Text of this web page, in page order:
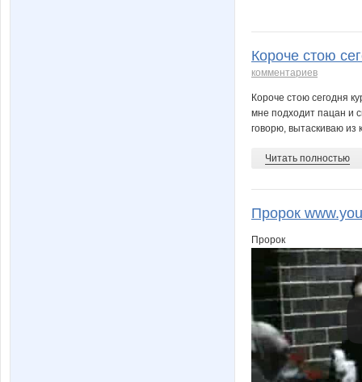
Короче стою
комментариев
Короче стою сегодня
мне подходит пацан и
говорю, вытаскиваю из
Читать полностью
Пророк
Пророк